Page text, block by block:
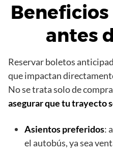
antes
Reservar boletos
que impactan
No se trata solo de
asegurar que tu trayecto
Asientos preferidos:
el autobús, ya sea